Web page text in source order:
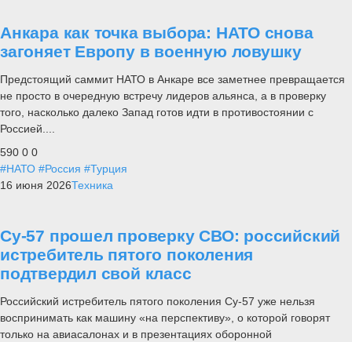
Анкара как точка выбора: НАТО снова
загоняет Европу в военную ловушку
Предстоящий саммит НАТО в Анкаре все заметнее превращается
не просто в очередную встречу лидеров альянса, а в проверку
того, насколько далеко Запад готов идти в противостоянии с
Россией....
590 0 0
#НАТО #Россия #Турция
16 июня 2026Техника
Су-57 прошел проверку СВО: российский
истребитель пятого поколения
подтвердил свой класс
Российский истребитель пятого поколения Су-57 уже нельзя
воспринимать как машину «на перспективу», о которой говорят
только на авиасалонах и в презентациях оборонной